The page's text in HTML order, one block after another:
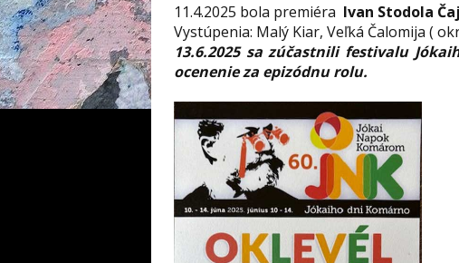
11.4.2025 bola premiéra Ivan Stodola
Vystúpenia: Malý Kiar, Veľká Čalomija (
13.6.2025 sa zúčastnili festivalu
ocenenie za epizódnu rolu.